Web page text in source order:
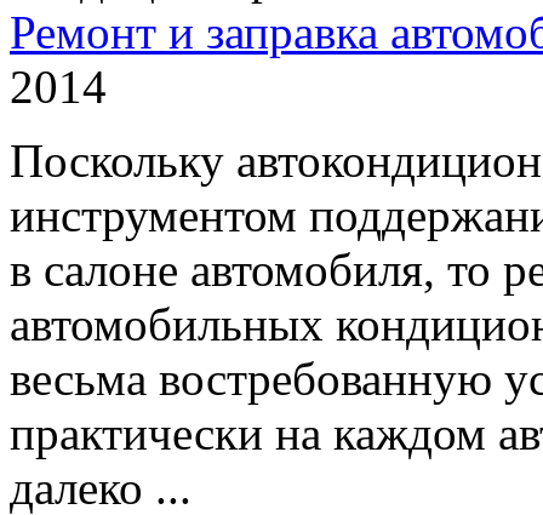
Ремонт и заправка
2014
Поскольку
инструментом
в салоне автомобиля, то
автомобильных
весьма востребованную
практически на каждом
далеко ...